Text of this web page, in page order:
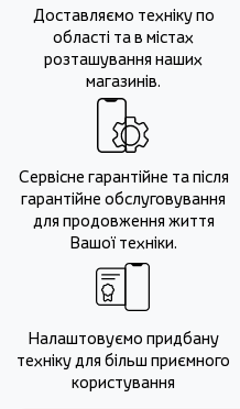
Доставляємо техніку по
області та в містах
розташування наших
магазинів.
Сервісне гарантійне та після
гарантійне обслуговування
для продовження життя
Вашої техніки.
Налаштовуємо придбану
техніку для більш приємного
користування